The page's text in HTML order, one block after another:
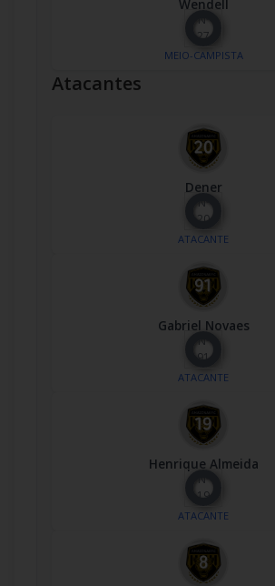
Wendell
Nº
27
MEIO-CAMPISTA
Atacantes
Dener
Nº
20
ATACANTE
Gabriel Novaes
Nº
91
ATACANTE
Henrique Almeida
Nº
19
ATACANTE